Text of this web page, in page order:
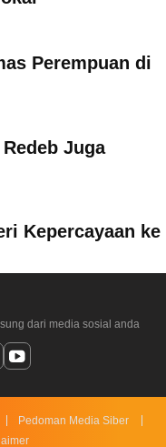
Perempuan di
Juga
Kepercayaan ke
dari media sosial anda
Pedoman Media Siber